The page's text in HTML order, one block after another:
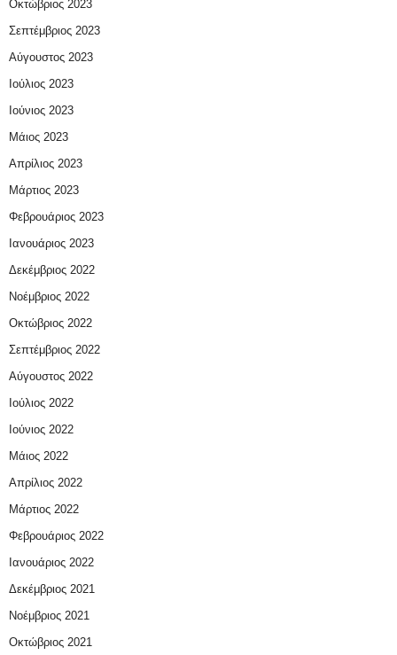
Οκτώβριος 2023
Σεπτέμβριος 2023
Αύγουστος 2023
Ιούλιος 2023
Ιούνιος 2023
Μάιος 2023
Απρίλιος 2023
Μάρτιος 2023
Φεβρουάριος 2023
Ιανουάριος 2023
Δεκέμβριος 2022
Νοέμβριος 2022
Οκτώβριος 2022
Σεπτέμβριος 2022
Αύγουστος 2022
Ιούλιος 2022
Ιούνιος 2022
Μάιος 2022
Απρίλιος 2022
Μάρτιος 2022
Φεβρουάριος 2022
Ιανουάριος 2022
Δεκέμβριος 2021
Νοέμβριος 2021
Οκτώβριος 2021